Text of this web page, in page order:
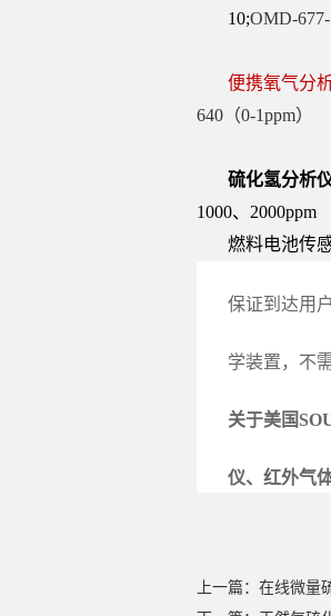
10;OMD-
便携氧气分
640（0-1ppm）
硫化氢分析
1000、2000ppm
燃料电池传感
保证到达用
学装置，不
关于美国
仪、红外气
上一篇：在线微量